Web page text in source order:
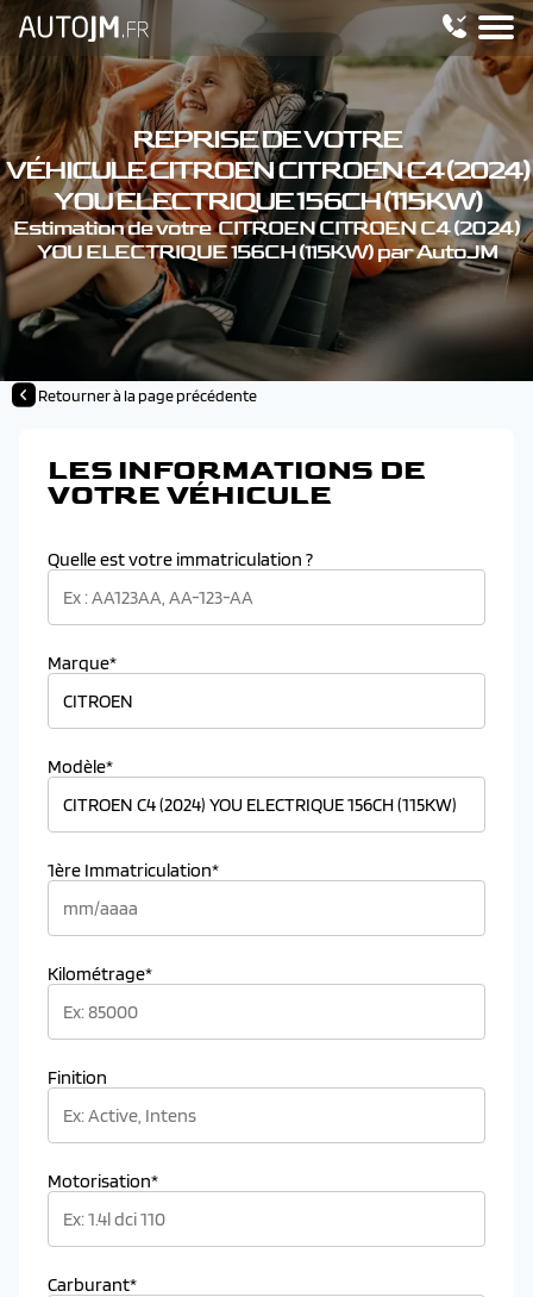
REPRISE DE VOTRE
VÉHICULE CITROEN CITROEN C4 (2024)
YOU ELECTRIQUE 156CH (115KW)
Estimation de votre CITROEN CITROEN C4 (2024)
YOU ELECTRIQUE 156CH (115KW) par AutoJM
Retourner à la page précédente
LES INFORMATIONS DE
VOTRE VÉHICULE
Quelle est votre immatriculation ?
Marque*
Modèle*
1ère Immatriculation*
Kilométrage*
Finition
Motorisation*
Carburant*